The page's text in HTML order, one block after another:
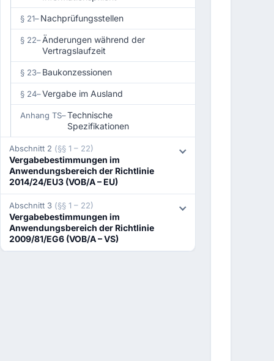
§ 21–Nachprüfungsstellen
§ 22–Änderungen während der
Vertragslaufzeit
§ 23–Baukonzessionen
§ 24–Vergabe im Ausland
Anhang TS–Technische
Spezifikationen
Abschnitt 2 (§§ 1 – 22)
Vergabebestimmungen im
Anwendungsbereich der Richtlinie
2014/24/EU3 (VOB/A – EU)
Abschnitt 3 (§§ 1 – 22)
Vergabebestimmungen im
Anwendungsbereich der Richtlinie
2009/81/EG6 (VOB/A – VS)